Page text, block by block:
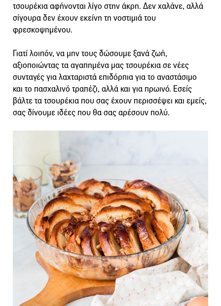
τσουρέκια αφήνονται λίγο στην άκρη. Δεν χαλάνε, αλλά
σίγουρα δεν έχουν εκείνη τη νοστιμιά του
φρεσκοψημένου.
Γιατί λοιπόν, να μην τους δώσουμε ξανά ζωή,
αξιοποιώντας τα αγαπημένα μας τσουρέκια σε νέες
συνταγές για λαχταριστά επιδόρπια για το αναστάσιμο
και το πασχαλινό τραπέζι, αλλά και για πρωινό. Εσείς
βάλτε τα τσουρέκια που σας έχουν περισσέψει και εμείς,
σας δίνουμε ιδέες που θα σας αρέσουν πολύ.